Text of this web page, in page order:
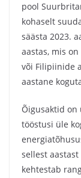
pool
kohaselt
säästa 2023.
aastas, mis
või Filipiinide
aastane
Õigusaktid on
tööstusi üle
sellest aastast
kehtestab